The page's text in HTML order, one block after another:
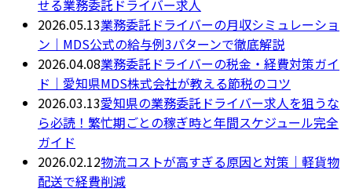
せる業務委託ドライバー求人
2026.05.13業務委託ドライバーの月収シミュレーショ
ン｜MDS公式の給与例3パターンで徹底解説
2026.04.08業務委託ドライバーの税金・経費対策ガイ
ド｜愛知県MDS株式会社が教える節税のコツ
2026.03.13愛知県の業務委託ドライバー求人を狙うな
ら必読！繁忙期ごとの稼ぎ時と年間スケジュール完全
ガイド
2026.02.12物流コストが高すぎる原因と対策｜軽貨物
配送で経費削減